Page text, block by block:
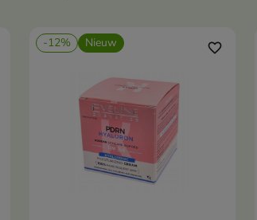
-12% Nieuw favorite_border